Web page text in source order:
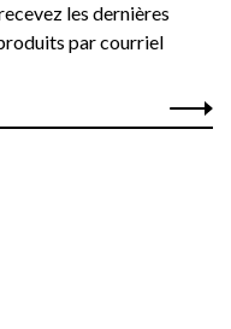
les dernières
par courriel